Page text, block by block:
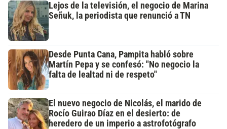
Lejos de la televisión, el negocio de Marina
Señuk, la periodista que renunció a TN
Desde Punta Cana, Pampita habló sobre
Martín Pepa y se confesó: "No negocio la
falta de lealtad ni de respeto"
El nuevo negocio de Nicolás, el marido de
Rocío Guirao Díaz en el desierto: de
heredero de un imperio a astrofotógrafo